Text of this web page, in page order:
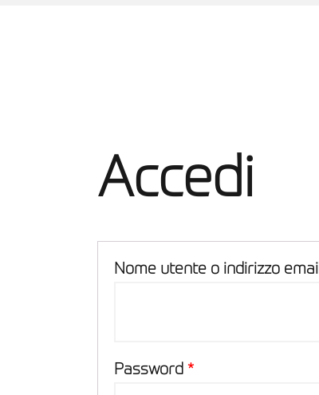
Accedi
Nome utente o indirizzo email
Password *